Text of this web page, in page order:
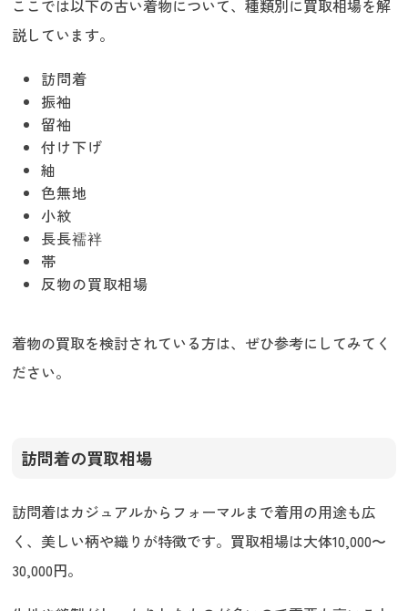
ここでは以下の古い着物について、種類別に買取相場を解
説しています。
訪問着
振袖
留袖
付け下げ
紬
色無地
小紋
長長襦袢
帯
反物の買取相場
着物の買取を検討されている方は、ぜひ参考にしてみてく
ださい。
訪問着の買取相場
訪問着はカジュアルからフォーマルまで着用の用途も広
く、美しい柄や織りが特徴です。買取相場は大体10,000〜
30,000円。